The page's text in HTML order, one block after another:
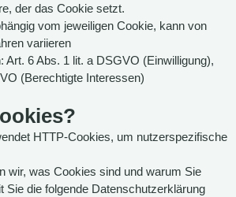
der das Cookie setzt.
vom jeweiligen Cookie, kann von
variieren
Art. 6 Abs. 1 lit. a DSGVO (Einwilligung),
(Berechtigte Interessen)
HTTP-Cookies, um nutzerspezifische
wir, was Cookies sind und warum Sie
Sie die folgende Datenschutzerklärung